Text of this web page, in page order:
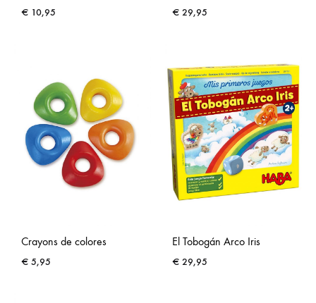
€ 10,95 € 29,95
Crayons de colores
€ 5,95
El Tobogán Arco Iris
€ 29,95